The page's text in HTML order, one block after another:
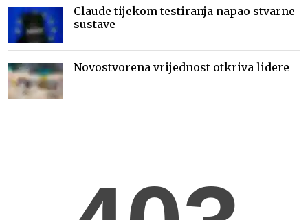
Claude tijekom testiranja napao stvarne
sustave
Novostvorena vrijednost otkriva lidere